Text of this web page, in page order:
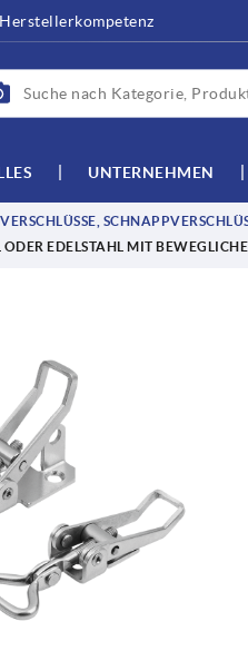
Herstellerkompetenz
UNTERNEHMEN
ODER EDELSTAHL MIT